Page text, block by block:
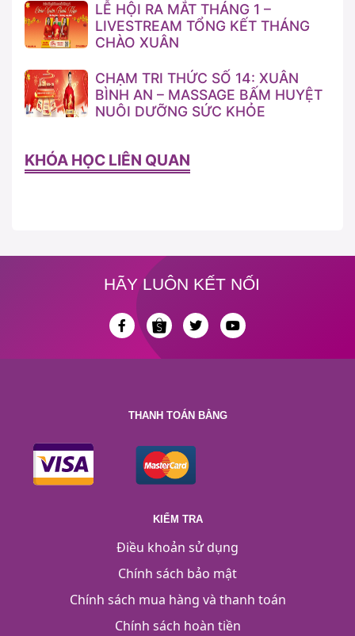
LỄ HỘI RA MẮT THÁNG 1 –
LIVESTREAM TỔNG KẾT THÁNG
CHÀO XUÂN
CHẠM TRI THỨC SỐ 14: XUÂN
BÌNH AN – MASSAGE BẤM HUYỆT
NUÔI DƯỠNG SỨC KHỎE
KHÓA HỌC LIÊN QUAN
HÃY LUÔN KẾT NỐI
THANH TOÁN BẰNG
KIỂM TRA
Điều khoản sử dụng
Chính sách bảo mật
Chính sách mua hàng và thanh toán
Chính sách hoàn tiền